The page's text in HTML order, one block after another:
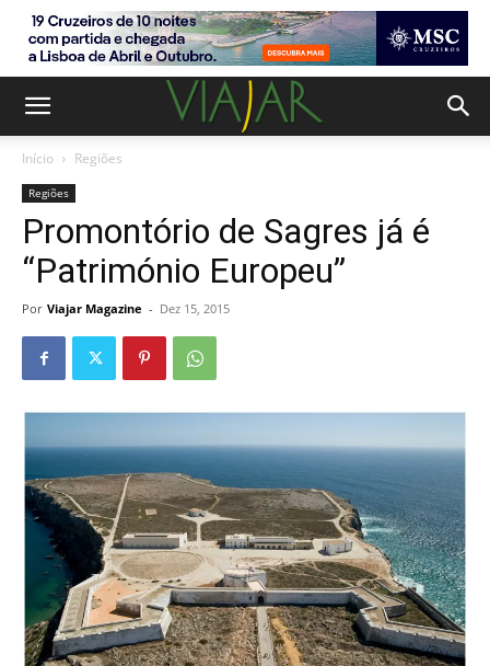
Início Regiões
Regiões
Promontório de Sagres já é
“Património Europeu”
Por Viajar Magazine - Dez 15, 2015